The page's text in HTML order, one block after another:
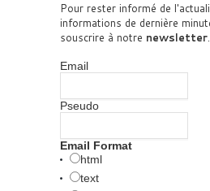
Pour rester informé de
informations de dernière
souscrire à notre newsletter.
Email
Pseudo
Email Format
html
text